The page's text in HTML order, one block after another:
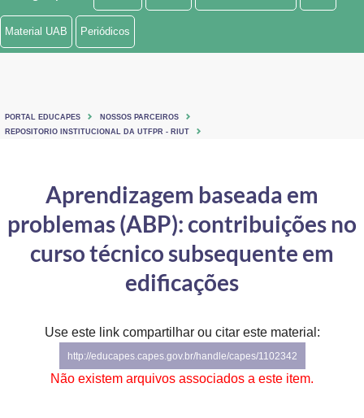
Ministério de Minas e Energia
Ministério do Turismo
Controladoria-Geral da União
Ministério da Mulher, da Família e dos Direitos Humanos
Gabinete de Segurança Institucional
Advocacia-Geral da União
Material UAB Periódicos
PORTAL EDUCAPES
NOSSOS PARCEIROS
REPOSITORIO INSTITUCIONAL DA UTFPR - RIUT
Aprendizagem baseada em
problemas (ABP): contribuições no
curso técnico subsequente em
edificações
Use este link compartilhar ou citar este material:
http://educapes.capes.gov.br/handle/capes/1102342
Não existem arquivos associados a este item.